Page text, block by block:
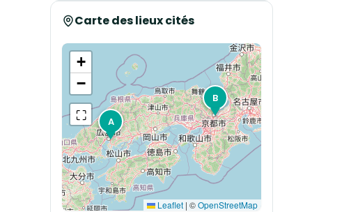
Carte des lieux cités
A
B
+
−
⛶
Leaflet | ©OpenStreetMap